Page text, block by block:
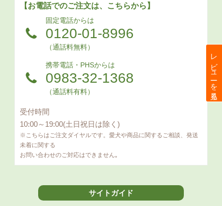
レビューを見る
【お電話でのご注文は、こちらから】
固定電話からは
0120-01-8996
（通話料無料）
携帯電話・PHSからは
0983-32-1368
（通話料有料）
受付時間
10:00～19:00(土日祝日は除く)
※こちらはご注文ダイヤルです。愛犬や商品に関するご相談、発送
未着に関する
お問い合わせのご対応はできません｡
サイトガイド